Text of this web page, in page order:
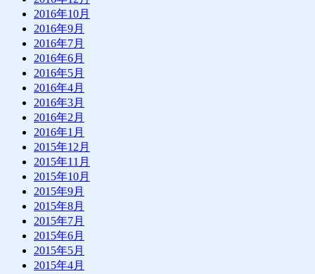
2016年10月
2016年9月
2016年7月
2016年6月
2016年5月
2016年4月
2016年3月
2016年2月
2016年1月
2015年12月
2015年11月
2015年10月
2015年9月
2015年8月
2015年7月
2015年6月
2015年5月
2015年4月